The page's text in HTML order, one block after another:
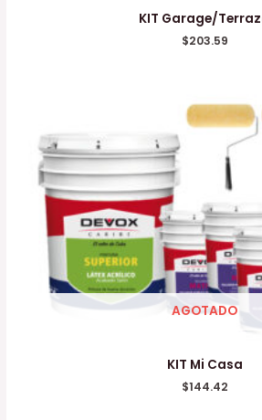
KIT Garage/
$203.59
AGOTADO
KIT Mi Casa
$144.42